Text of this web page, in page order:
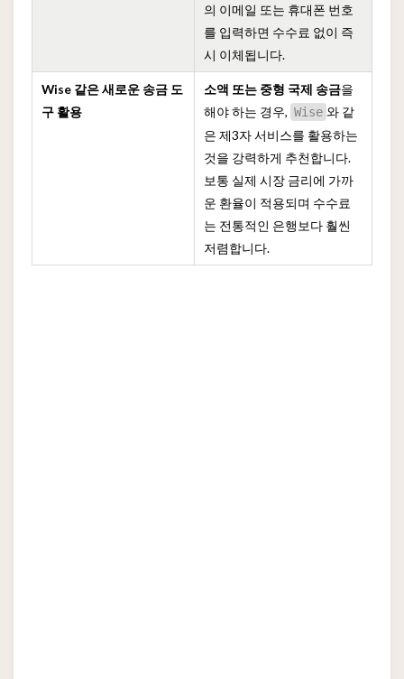
의 이메일 또는 휴대폰 번호
를 입력하면 수수료 없이 즉
시 이체됩니다.
Wise 같은 새로운 송금 도
구 활용
소액 또는 중형 국제 송금을
해야 하는 경우, Wise 와 같
은 제3자 서비스를 활용하는
것을 강력하게 추천합니다.
보통 실제 시장 금리에 가까
운 환율이 적용되며 수수료
는 전통적인 은행보다 훨씬
저렴합니다.